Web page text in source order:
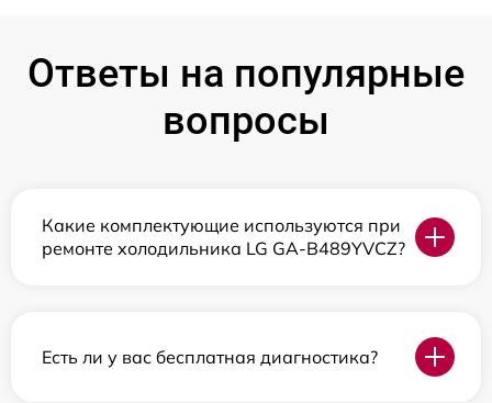
Ответы на популярные
вопросы
Какие комплектующие используются при
ремонте холодильника LG GA-B489YVCZ?
Есть ли у вас бесплатная диагностика?